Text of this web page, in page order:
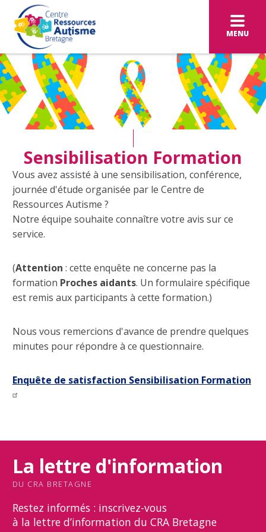
MENU
Sensibilisation Formation
Vous avez assisté à une sensibilisation, conférence,
journée d'étude organisée par le Centre de
Ressources Autisme ?
Notre équipe souhaite connaître votre avis sur ce
service.
(Attention : cette enquête ne concerne pas la
formation Proches aidants. Un formulaire spécifique
est remis aux participants à cette formation.)
Nous vous remercions d'avance de prendre quelques
minutes pour répondre à ce questionnaire.
Enquête de satisfaction Sensibilisation Formation
La lettre d'information
DU CRA BRETAGNE
Restez informés : inscrivez-vous
à la lettre d’information du CRA Bretagne